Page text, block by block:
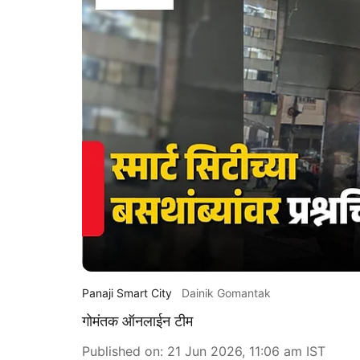
Panaji Smart City Dainik Gomantak
गोमंतक ऑनलाईन टीम
Published on: 21 Jun 2026, 11:06 am IST